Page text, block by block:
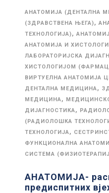
АНАТОМИЈА (ДЕНТАЛНА
(ЗДРАВСТВЕНА ЊЕГА),
ТЕХНОЛОГИЈА),
АНАТОМИЈА И
ЛАБОРАТОРИЈСКА
ХИСТОЛОГИЈОМ
ВИРТУЕЛНА АНАТОМИЈА
ДЕНТАЛНА МЕДИЦИНА,
МЕДИЦИНА,
ДИЈАГНОСТИКА,
(РАДИОЛОШКА
ТЕХНОЛОГИЈА,
ФУНКЦИОНАЛНА
СИСТЕМА
АНАТОМИЈА-
предиспитних